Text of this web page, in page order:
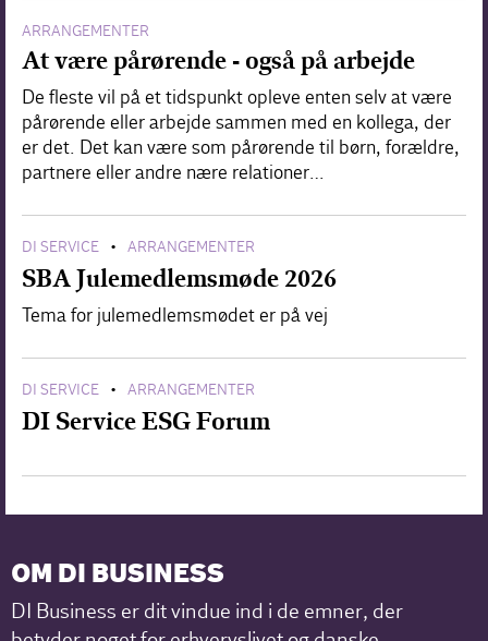
ARRANGEMENTER
At være pårørende - også på arbejde
De fleste vil på et tidspunkt opleve enten selv at være
pårørende eller arbejde sammen med en kollega, der
er det. Det kan være som pårørende til børn, forældre,
partnere eller andre nære relationer…
DI SERVICE • ARRANGEMENTER
SBA Julemedlemsmøde 2026
Tema for julemedlemsmødet er på vej
DI SERVICE • ARRANGEMENTER
DI Service ESG Forum
OM DI BUSINESS
DI Business er dit vindue ind i de emner, der